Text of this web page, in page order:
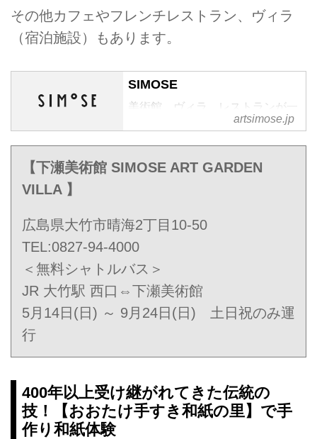
その他カフェやフレンチレストラン、ヴィラ
（宿泊施設）もあります。
SIMOSE
美術館、ヴィラ、レストランが一
体となった新施設「SIMOSE」世
がとおるような "海へ抜けるアー
artsimose.jp
【下瀬美術館 SIMOSE ART GARDEN
VILLA 】
広島県大竹市晴海2丁目10-50
TEL:0827-94-4000
＜無料シャトルバス＞
JR 大竹駅 西口⇔下瀬美術館
5月14日(日) ～ 9月24日(日) 土日祝のみ運
行
400年以上受け継がれてきた伝統の
技！【おおたけ手すき和紙の里】で手
作り和紙体験